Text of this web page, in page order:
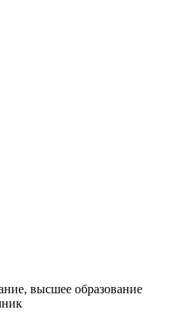
высшее образование